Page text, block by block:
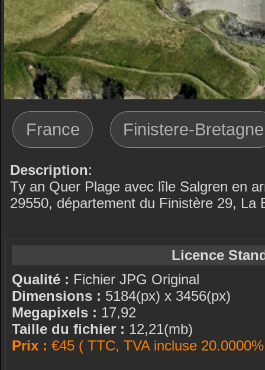
France Finistere-Bretagne
Description:
Ty an Quer Plage avec lîle Salgren en
29550, département du Finistère 29,
Licence
Qualité : Fichier JPG Original
Dimensions : 5184(px) x 3456(px)
Megapixels : 17,92
Taille du fichier : 12,21(mb)
Prix : €45 ( TTC, TVA incluse